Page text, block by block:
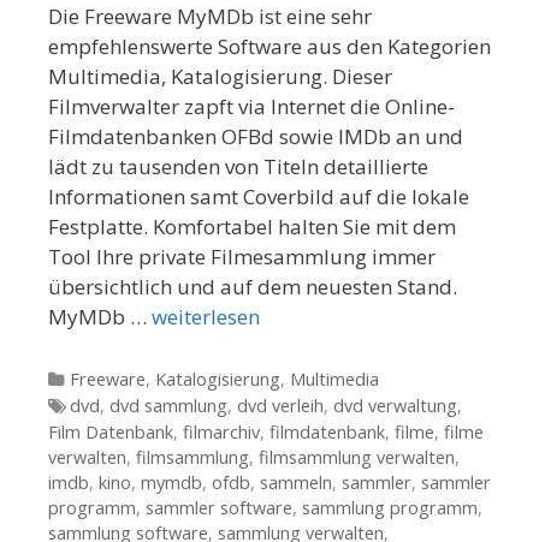
Die Freeware MyMDb ist eine sehr
empfehlenswerte Software aus den Kategorien
Multimedia, Katalogisierung. Dieser
Filmverwalter zapft via Internet die Online-
Filmdatenbanken OFBd sowie IMDb an und
lädt zu tausenden von Titeln detaillierte
Informationen samt Coverbild auf die lokale
Festplatte. Komfortabel halten Sie mit dem
Tool Ihre private Filmesammlung immer
übersichtlich und auf dem neuesten Stand.
MyMDb … weiterlesen
Kategorien
Freeware, Katalogisierung, Multimedia
Tags
dvd, dvd sammlung, dvd verleih, dvd verwaltung,
Film Datenbank, filmarchiv, filmdatenbank, filme, filme
verwalten, filmsammlung, filmsammlung verwalten,
imdb, kino, mymdb, ofdb, sammeln, sammler, sammler
programm, sammler software, sammlung programm,
sammlung software, sammlung verwalten,